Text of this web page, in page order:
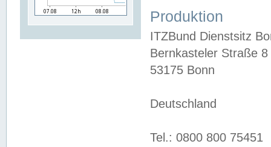
Produktion
ITZBund Dienstsitz
Bernkasteler Straße 8
53175 Bonn
Deutschland
Tel.: 0800 800 75451